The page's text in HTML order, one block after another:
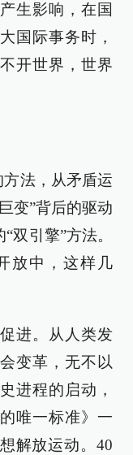
生影响，在国
国际事务时，
开世界，世界
方法，从矛盾运
变”背后的驱动
双引擎”方法。
放中，这样几
进。从人类发
变革，无不以
进程的启动，
唯一标准》一
解放运动。40